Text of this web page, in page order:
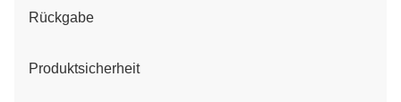
Rückgabe
Produktsicherheit